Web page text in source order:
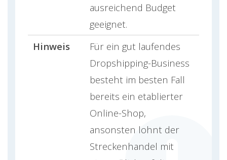
ausreichend Budget
geeignet.
Hinweis
Für ein gut laufendes
Dropshipping-Business
besteht im besten Fall
bereits ein etablierter
Online-Shop,
ansonsten lohnt der
Streckenhandel mit